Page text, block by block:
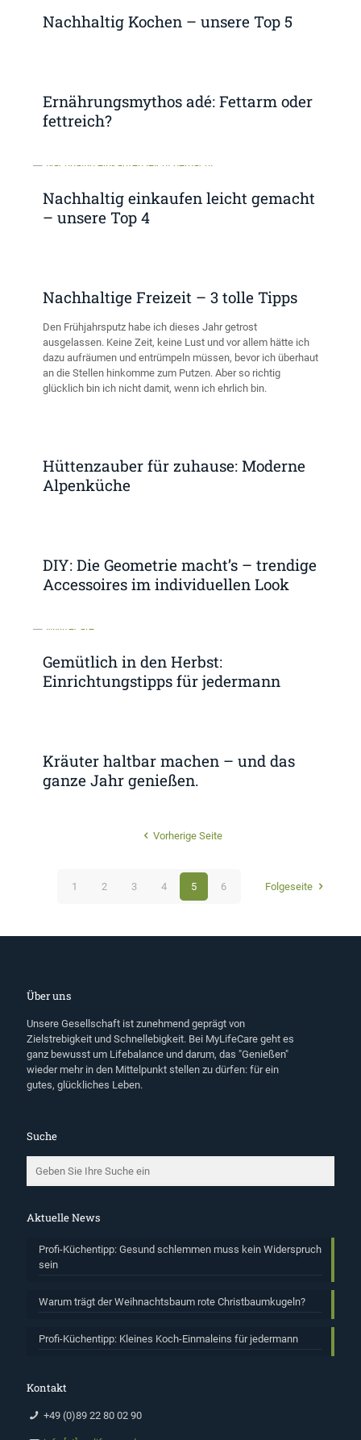
Nachhaltig Kochen – unsere Top 5
Ernährungsmythos adé: Fettarm oder
fettreich?
Nachhaltig einkaufen leicht gemacht
– unsere Top 4
Nachhaltige Freizeit – 3 tolle Tipps
Den Frühjahrsputz habe ich dieses Jahr getrost
ausgelassen. Keine Zeit, keine Lust und vor allem hätte ich
dazu aufräumen und entrümpeln müssen, bevor ich überhaut
an die Stellen hinkomme zum Putzen. Aber so richtig
glücklich bin ich nicht damit, wenn ich ehrlich bin.
Hüttenzauber für zuhause: Moderne
Alpenküche
DIY: Die Geometrie macht’s – trendige
Accessoires im individuellen Look
Gemütlich in den Herbst:
Einrichtungstipps für jedermann
Kräuter haltbar machen – und das
ganze Jahr genießen.
Vorherige Seite
1 2 3 4 5 6 Folgeseite
Über uns
Unsere Gesellschaft ist zunehmend geprägt von
Zielstrebigkeit und Schnellebigkeit. Bei MyLifeCare geht es
ganz bewusst um Lifebalance und darum, das "Genießen"
wieder mehr in den Mittelpunkt stellen zu dürfen: für ein
gutes, glückliches Leben.
Suche
Aktuelle News
Profi-Küchentipp: Gesund schlemmen muss kein Widerspruch
sein
Warum trägt der Weihnachtsbaum rote Christbaumkugeln?
Profi-Küchentipp: Kleines Koch-Einmaleins für jedermann
Kontakt
+49 (0)89 22 80 02 90